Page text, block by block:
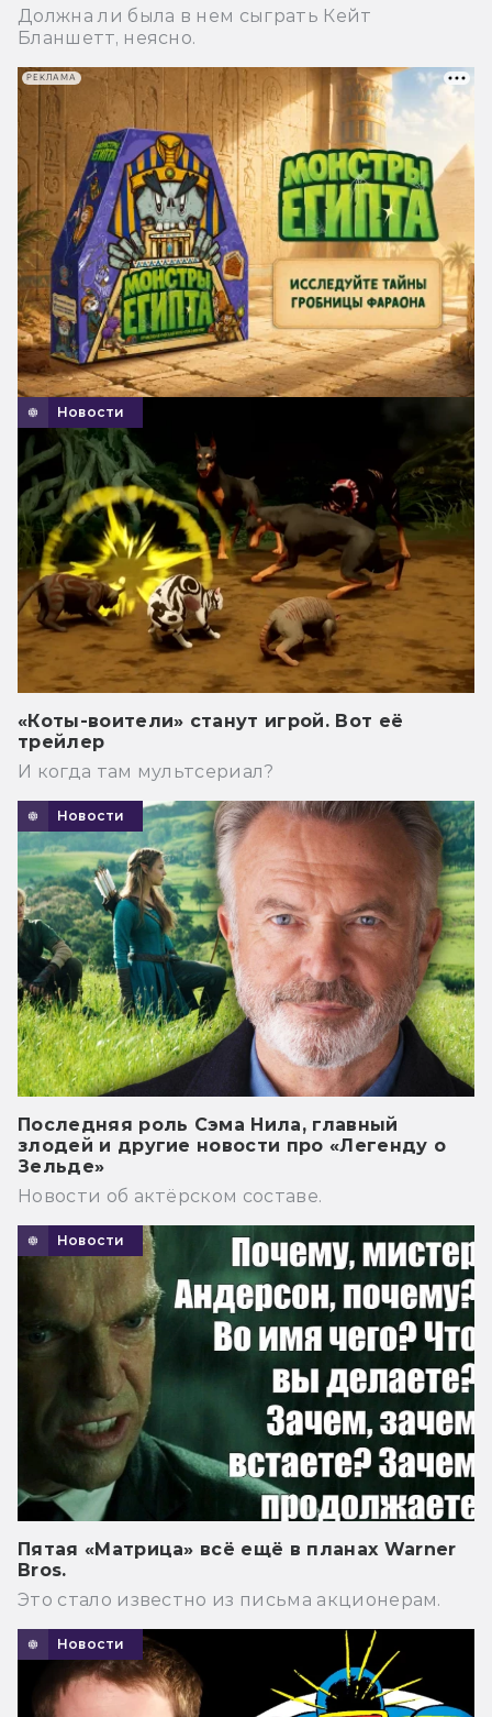
Должна ли была в нем сыграть Кейт
Бланшетт, неясно.
Новости
«Коты-воители» станут игрой. Вот её
трейлер
И когда там мультсериал?
Новости
Последняя роль Сэма Нила, главный
злодей и другие новости про «Легенду о
Зельде»
Новости об актёрском составе.
Новости
Пятая «Матрица» всё ещё в планах Warner
Bros.
Это стало известно из письма акционерам.
Новости
РЕКЛАМА